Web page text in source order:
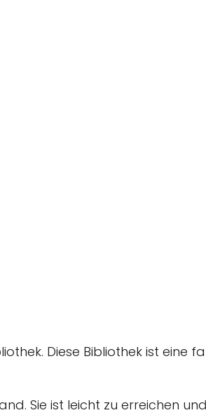
Diese Bibliothek ist eine
Sie ist leicht zu erreichen